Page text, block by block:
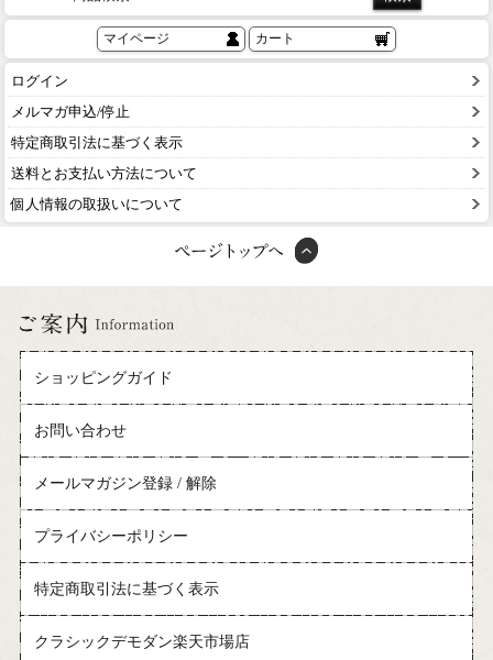
マイページ カート
ログイン
メルマガ申込/停止
特定商取引法に基づく表示
送料とお支払い方法について
個人情報の取扱いについて
ショッピングガイド
お問い合わせ
メールマガジン登録 / 解除
プライバシーポリシー
特定商取引法に基づく表示
クラシックデモダン楽天市場店